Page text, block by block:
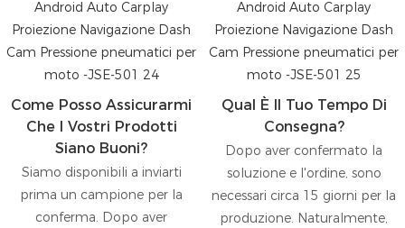
Come Posso Assicurarmi
Che I Vostri Prodotti
Siano Buoni?
Siamo disponibili a inviarti
prima un campione per la
conferma. Dopo aver
Qual È Il Tuo Tempo Di
Consegna?
Dopo aver confermato la
soluzione e l'ordine, sono
necessari circa 15 giorni per la
produzione. Naturalmente,